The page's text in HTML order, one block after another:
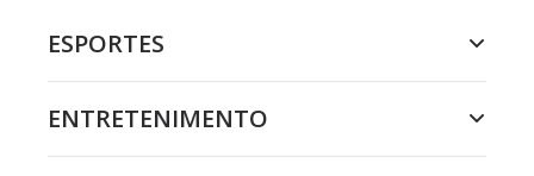
ESPORTES
ENTRETENIMENTO